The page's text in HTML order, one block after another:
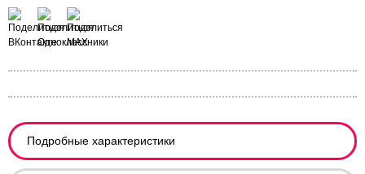
Подробные характеристики